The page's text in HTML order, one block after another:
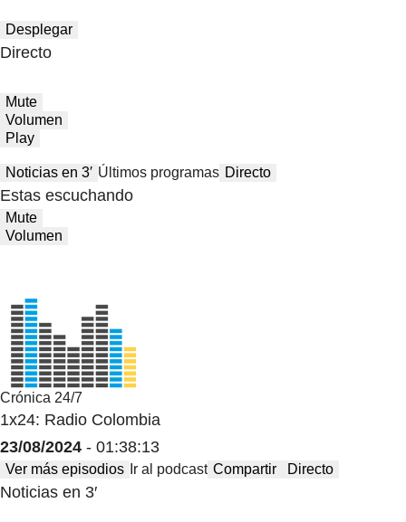
Desplegar
Directo
Mute
Volumen
Play
Noticias en 3′ Últimos programas Directo
Estas escuchando
Mute
Volumen
Crónica 24/7
1x24: Radio Colombia
23/08/2024 - 01:38:13
Ver más episodios Ir al podcast Compartir Directo
Noticias en 3′